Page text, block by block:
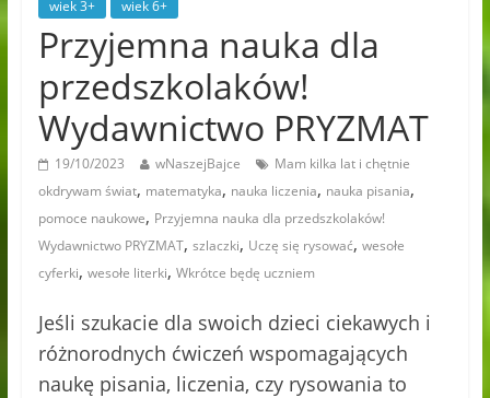
wiek 3+ wiek 6+
Przyjemna nauka dla
przedszkolaków!
Wydawnictwo PRYZMAT
19/10/2023 wNaszejBajce
Mam kilka lat i chętnie
okdrywam świat, matematyka, nauka liczenia, nauka pisania,
pomoce naukowe, Przyjemna nauka dla przedszkolaków!
Wydawnictwo PRYZMAT, szlaczki, Uczę się rysować, wesołe
cyferki, wesołe literki, Wkrótce będę uczniem
Jeśli szukacie dla swoich dzieci ciekawych i
różnorodnych ćwiczeń wspomagających
naukę pisania, liczenia, czy rysowania to